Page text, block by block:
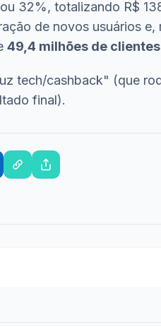
32%, totalizando R$
de novos usuários e,
49,4 milhões de clientes
tech/cashback" (que
final).